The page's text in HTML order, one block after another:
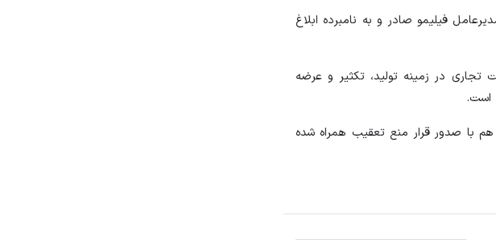
فیلیمو صادر و به نامبرده ابلاغ
در زمینه تولید، تکثیر و عرضه
هم با صدور قرار منع تعقیب همراه شده